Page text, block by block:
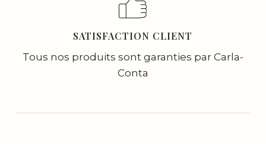
SATISFACTION CLIENT
Tous nos produits sont garanties par Carla-
Conta